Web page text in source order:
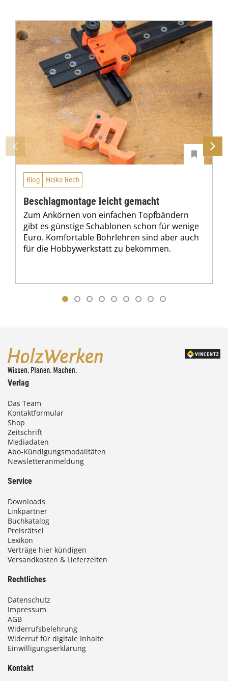
Blog Heiko Rech
Beschlagmontage leicht gemacht
Zum Ankörnen von einfachen Topfbändern
gibt es günstige Schablonen schon für wenige
Euro. Komfortable Bohrlehren sind aber auch
für die Hobbywerkstatt zu bekommen.
Verlag
Das Team
Kontaktformular
Shop
Zeitschrift
Mediadaten
Abo-Kündigungsmodalitäten
Newsletteranmeldung
Service
Downloads
Linkpartner
Buchkatalog
Preisrätsel
Lexikon
Verträge hier kündigen
Versandkosten & Lieferzeiten
Rechtliches
Datenschutz
Impressum
AGB
Widerrufsbelehrung
Widerruf für digitale Inhalte
Einwilligungserklärung
Kontakt